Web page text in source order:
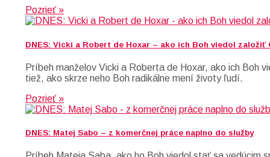
Pozrieť »
DNES: Vicki a Robert de Hoxar – ako ich Boh viedol
Príbeh manželov Vicki a Roberta de Hoxar, ako ich Boh
tiež, ako skrze neho Boh radikálne mení životy ľudí.
Pozrieť »
DNES: Matej Sabo – z komerčnej práce naplno do služby